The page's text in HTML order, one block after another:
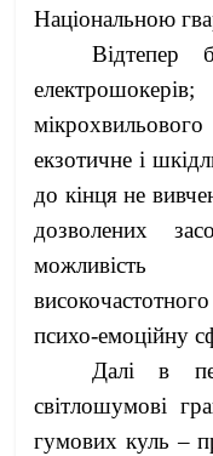
Національною
Відтепер
екзотичне і
до кінця не
дозволених
можливість
психо-емоційну
Далі в
світлошумові
гумових куль –